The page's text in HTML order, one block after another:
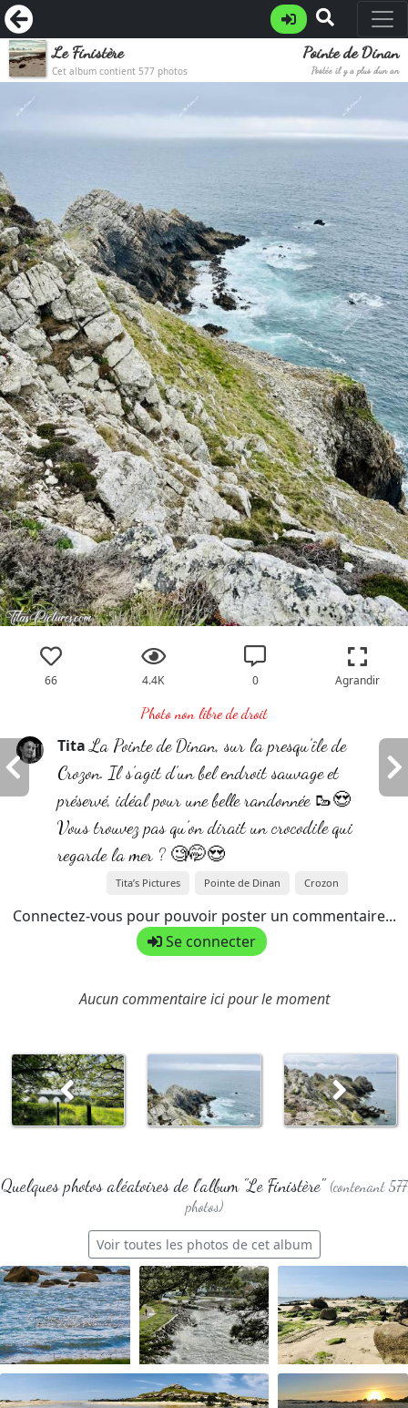
Le Finistère
Cet album contient 577 photos
Pointe de Dinan
Postée il y a plus d'un an
66 4.4K 0 Agrandir
Photo non libre de droit
Tita La Pointe de Dinan, sur la presqu’île de
Crozon. Il s’agit d’un bel endroit sauvage et
préservé, idéal pour une belle randonnée 🥾😍
Vous trouvez pas qu’on dirait un crocodile qui
regarde la mer ? 🧐🤭😍
Tita’s Pictures Pointe de Dinan Crozon
Connectez-vous pour pouvoir poster un commentaire...
Se connecter
Aucun commentaire ici pour le moment
Quelques photos aléatoires de l'album "Le Finistère" (contenant 577
photos)
Voir toutes les photos de cet album